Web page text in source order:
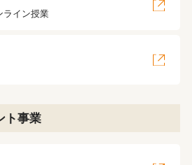
ライン授業
ト事業